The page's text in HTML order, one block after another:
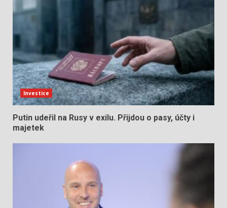
Investice
Putin udeřil na Rusy v exilu. Přijdou o pasy, účty i
majetek